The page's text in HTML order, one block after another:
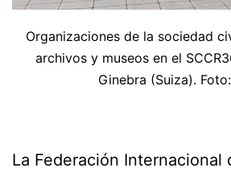
Organizaciones de la sociedad
archivos y museos en el
Ginebra (Suiza).
La Federación Internacional